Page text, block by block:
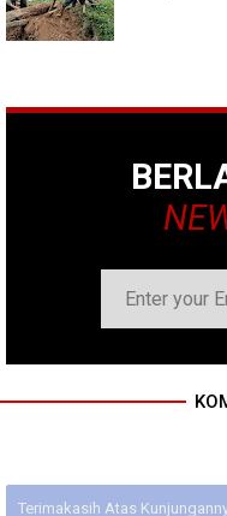
Terimakasih Atas